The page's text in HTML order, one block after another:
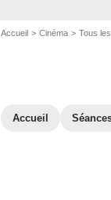
Accueil Cinéma Tous
Accueil